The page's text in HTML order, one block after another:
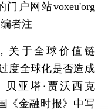
门户网站voxeu'org
者注
于全球价值链
度全球化是否造成
亚塔·贾沃西克
《金融时报》中写